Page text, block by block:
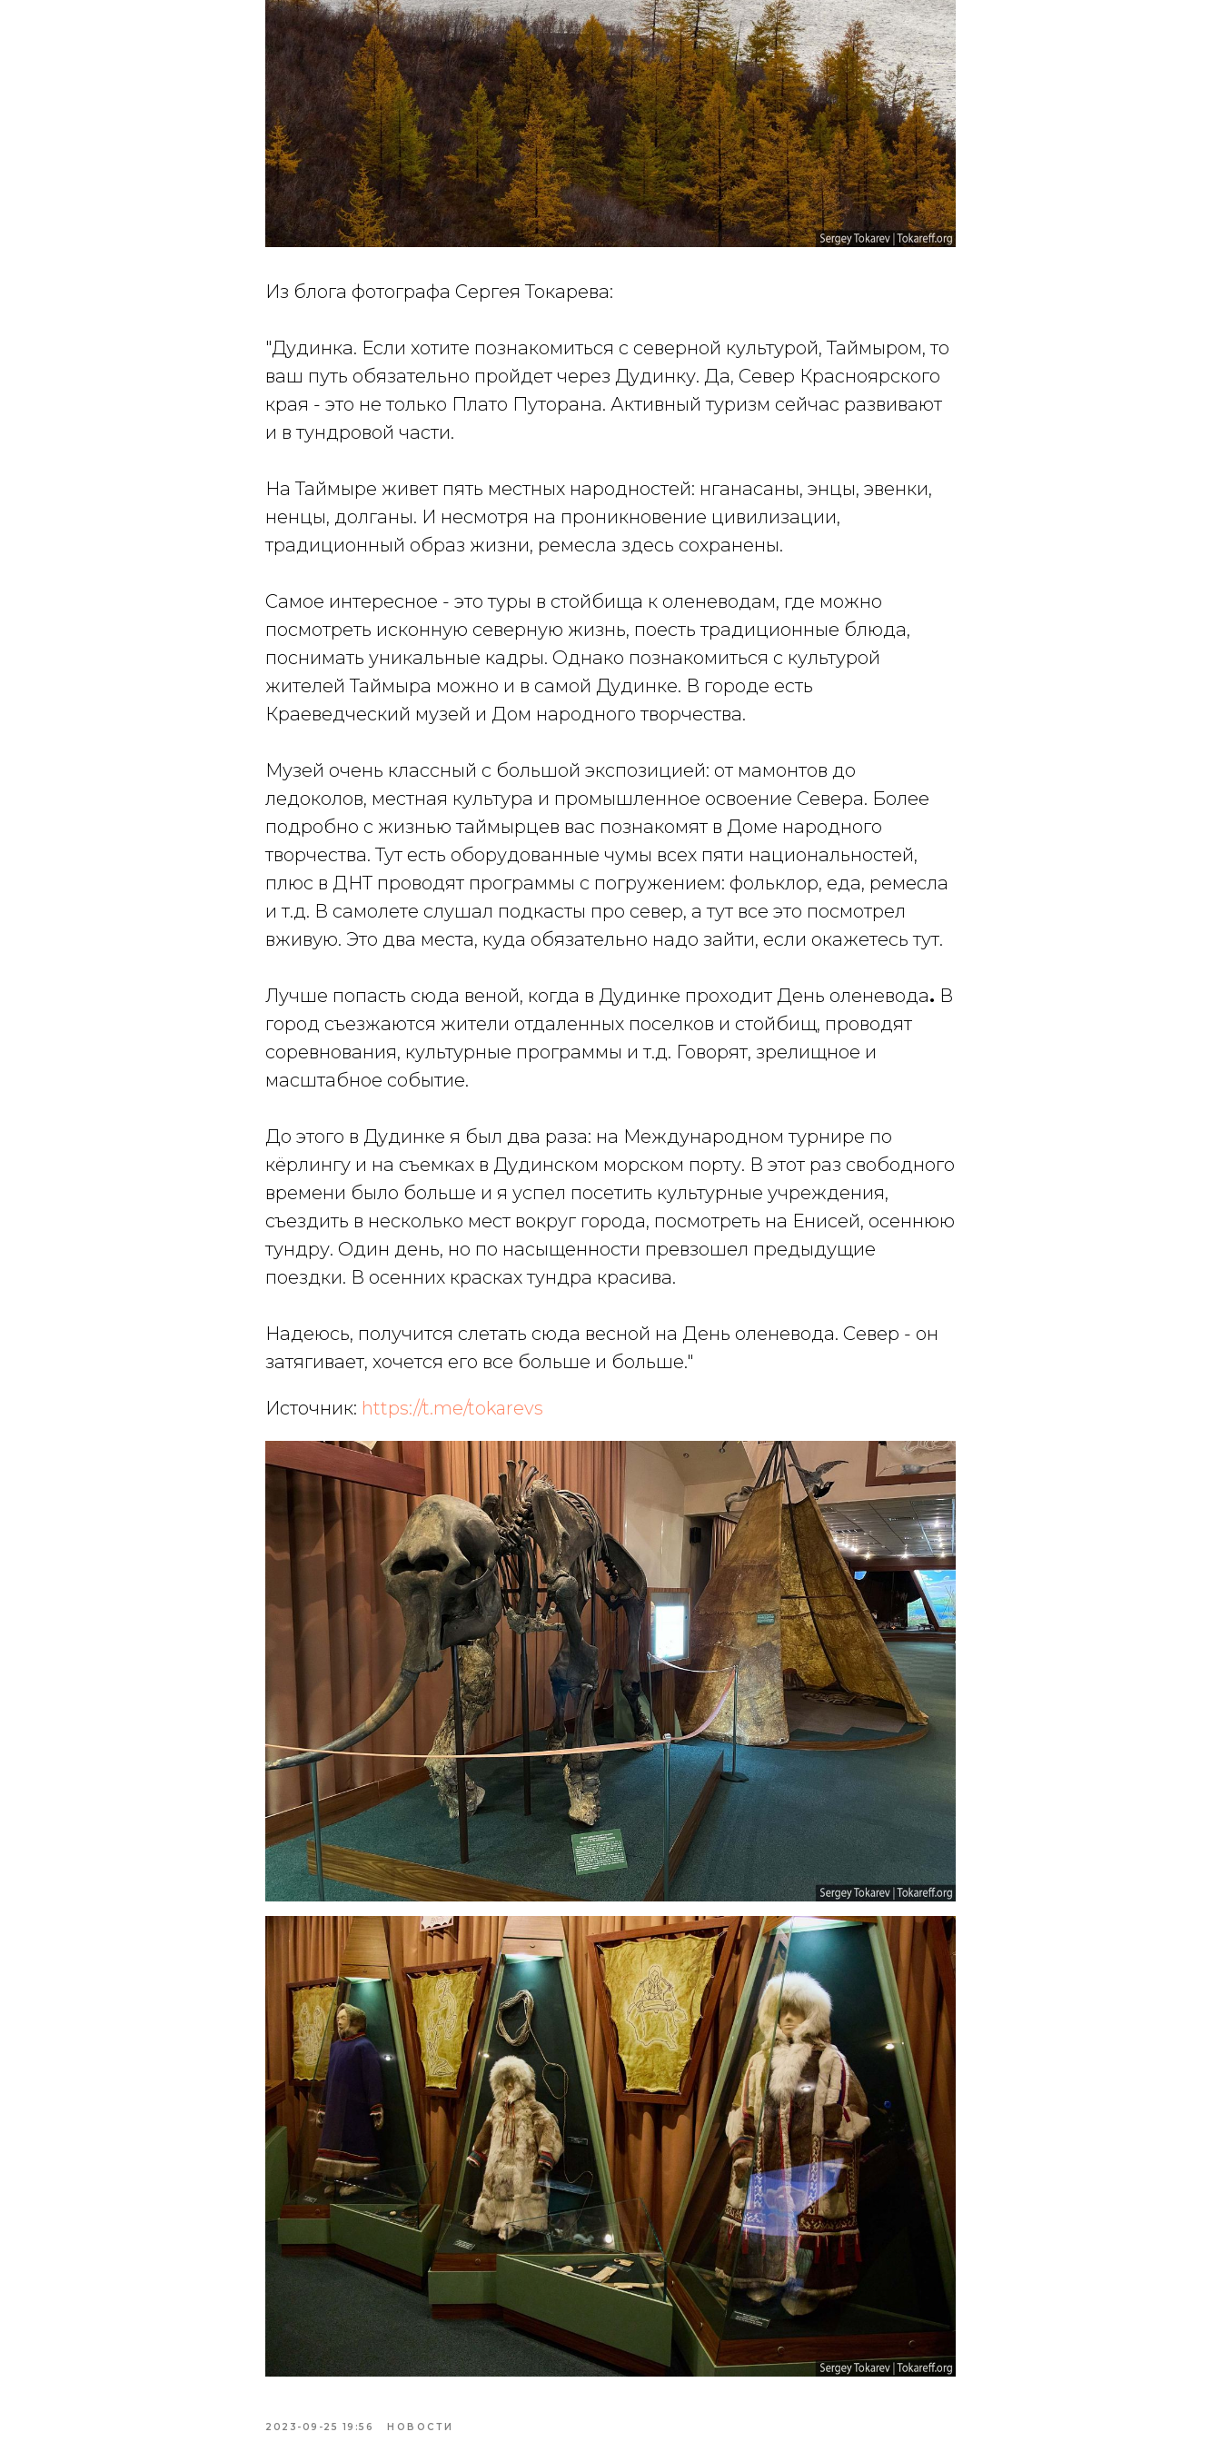
Из блога фотографа Сергея Токарева:
"Дудинка. Если хотите познакомиться с северной культурой, Таймыром, то
ваш путь обязательно пройдет через Дудинку. Да, Север Красноярского
края - это не только Плато Путорана. Активный туризм сейчас развивают
и в тундровой части.
На Таймыре живет пять местных народностей: нганасаны, энцы, эвенки,
ненцы, долганы. И несмотря на проникновение цивилизации,
традиционный образ жизни, ремесла здесь сохранены.
Самое интересное - это туры в стойбища к оленеводам, где можно
посмотреть исконную северную жизнь, поесть традиционные блюда,
поснимать уникальные кадры. Однако познакомиться с культурой
жителей Таймыра можно и в самой Дудинке. В городе есть
Краеведческий музей и Дом народного творчества.
Музей очень классный с большой экспозицией: от мамонтов до
ледоколов, местная культура и промышленное освоение Севера. Более
подробно с жизнью таймырцев вас познакомят в Доме народного
творчества. Тут есть оборудованные чумы всех пяти национальностей,
плюс в ДНТ проводят программы с погружением: фольклор, еда, ремесла
и т.д. В самолете слушал подкасты про север, а тут все это посмотрел
вживую. Это два места, куда обязательно надо зайти, если окажетесь тут.
Лучше попасть сюда веной, когда в Дудинке проходит День оленевода. В
город съезжаются жители отдаленных поселков и стойбищ, проводят
соревнования, культурные программы и т.д. Говорят, зрелищное и
масштабное событие.
До этого в Дудинке я был два раза: на Международном турнире по
кёрлингу и на съемках в Дудинском морском порту. В этот раз свободного
времени было больше и я успел посетить культурные учреждения,
съездить в несколько мест вокруг города, посмотреть на Енисей, осеннюю
тундру. Один день, но по насыщенности превзошел предыдущие
поездки. В осенних красках тундра красива.
Надеюсь, получится слетать сюда весной на День оленевода. Север - он
затягивает, хочется его все больше и больше."
Источник: https://t.me/tokarevs
2023-09-25 19:56 НОВОСТИ